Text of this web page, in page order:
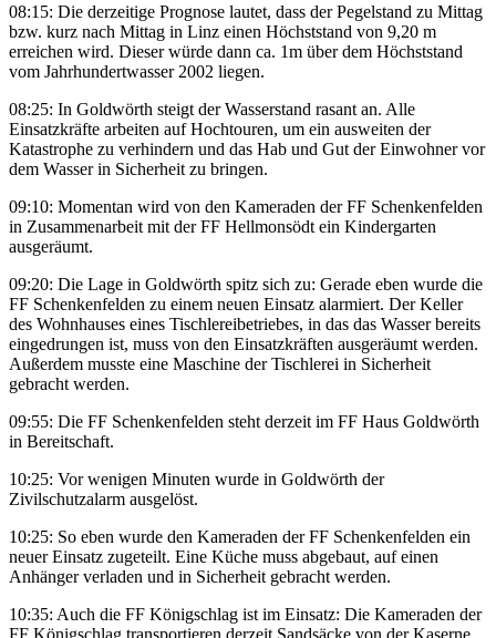
08:15: Die derzeitige Prognose lautet, dass der Pegelstand zu Mittag
bzw. kurz nach Mittag in Linz einen Höchststand von 9,20 m
erreichen wird. Dieser würde dann ca. 1m über dem Höchststand
vom Jahrhundertwasser 2002 liegen.
08:25: In Goldwörth steigt der Wasserstand rasant an. Alle
Einsatzkräfte arbeiten auf Hochtouren, um ein ausweiten der
Katastrophe zu verhindern und das Hab und Gut der Einwohner vor
dem Wasser in Sicherheit zu bringen.
09:10: Momentan wird von den Kameraden der FF Schenkenfelden
in Zusammenarbeit mit der FF Hellmonsödt ein Kindergarten
ausgeräumt.
09:20: Die Lage in Goldwörth spitz sich zu: Gerade eben wurde die
FF Schenkenfelden zu einem neuen Einsatz alarmiert. Der Keller
des Wohnhauses eines Tischlereibetriebes, in das das Wasser bereits
eingedrungen ist, muss von den Einsatzkräften ausgeräumt werden.
Außerdem musste eine Maschine der Tischlerei in Sicherheit
gebracht werden.
09:55: Die FF Schenkenfelden steht derzeit im FF Haus Goldwörth
in Bereitschaft.
10:25: Vor wenigen Minuten wurde in Goldwörth der
Zivilschutzalarm ausgelöst.
10:25: So eben wurde den Kameraden der FF Schenkenfelden ein
neuer Einsatz zugeteilt. Eine Küche muss abgebaut, auf einen
Anhänger verladen und in Sicherheit gebracht werden.
10:35: Auch die FF Königschlag ist im Einsatz: Die Kameraden der
FF Königschlag transportieren derzeit Sandsäcke von der Kaserne